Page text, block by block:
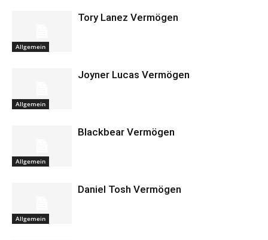
Allgemein
Tory Lanez Vermögen
Allgemein
Joyner Lucas Vermögen
Allgemein
Blackbear Vermögen
Allgemein
Daniel Tosh Vermögen